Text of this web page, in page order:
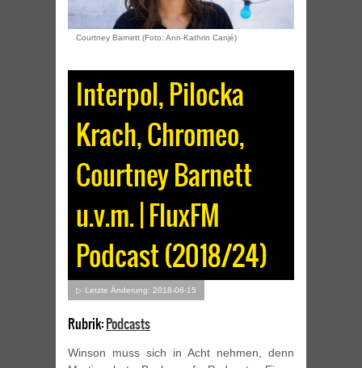
Courtney Barnett (Foto: Ann-Kathrin Canjé)
Interpol, Pilocka
Krach, Chromeo,
Courtney Barnett
u.v.m. | FluxFM
Podcast (2018/24)
▷ Letzte Änderung: 2018-06-15
Rubrik:Podcasts
Winson muss sich in Acht nehmen, denn